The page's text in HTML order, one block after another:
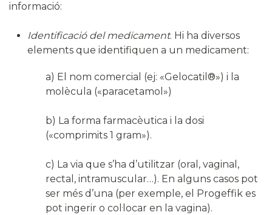
informació:
Identificació del medicament. Hi ha diversos
elements que identifiquen a un medicament:
a) El nom comercial (ej: «Gelocatil®») i la
molècula («paracetamol»)
b) La forma farmacèutica i la dosi
(«comprimits 1 gram»).
c) La via que s’ha d’utilitzar (oral, vaginal,
rectal, intramuscular…). En alguns casos pot
ser més d’una (per exemple, el Progeffik es
pot ingerir o col·locar en la vagina).